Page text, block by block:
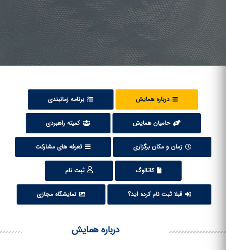
درباره همایش برنامه زمانبندی
حامیان همایش کمیته راهبردی
زمان و مکان برگزاری تعرفه های مشارکت
کاتالوگ ثبت نام
قبلا ثبت نام کرده اید؟ نمایشگاه مجازی
درباره همایش